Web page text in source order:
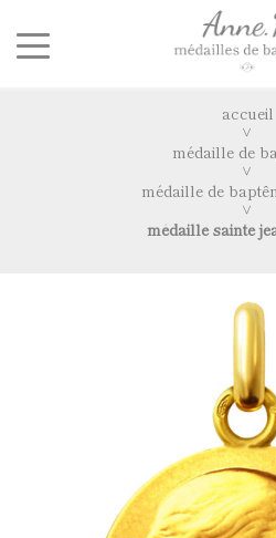
accueil
médaille de
médaille de
médaille sainte